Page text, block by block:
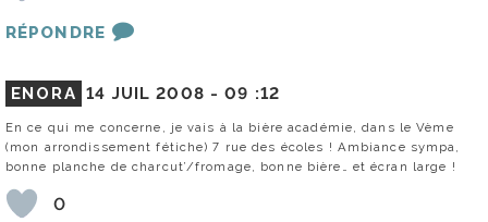
RÉPONDRE
ENORA 14 JUIL 2008 -09 :12
En ce qui me concerne, je vais à la bière académie, dans le Vème
(mon arrondissement fétiche) 7 rue des écoles ! Ambiance sympa,
bonne planche de charcut’/fromage, bonne bière… et écran large !
0